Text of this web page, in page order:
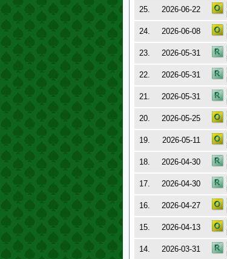
25. 2026-06-22
24. 2026-06-08
23. 2026-05-31
22. 2026-05-31
21. 2026-05-31
20. 2026-05-25
19. 2026-05-11
18. 2026-04-30
17. 2026-04-30
16. 2026-04-27
15. 2026-04-13
14. 2026-03-31